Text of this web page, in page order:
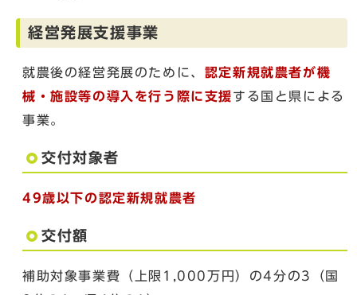
経営発展支援事業
就農後の経営発展のために、 認定新規就農者が機
械・施設等の導入を行う際に支援する国と県による
事業。
交付対象者
49歳以下の認定新規就農者
交付額
補助対象事業費（上限1,000万円）の4分の3（国